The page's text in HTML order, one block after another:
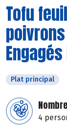
Tofu
Plat principal
4